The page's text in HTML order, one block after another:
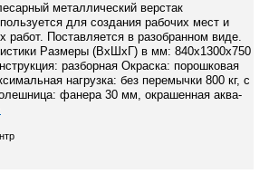
металлический верстак
для создания рабочих мест и
работ. Поставляется в разобранном виде.
Размеры (ВхШхГ) в мм: 840х1300х750
разборная Окраска: порошковая
нагрузка: без перемычки 800 кг, с
фанера 30 мм, окрашенная аква-